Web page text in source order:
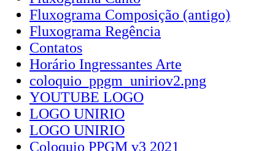
Fluxograma Composição (antigo)
Fluxograma Regência
Contatos
Horário Ingressantes Arte
coloquio_ppgm_uniriov2.png
YOUTUBE LOGO
LOGO UNIRIO
LOGO UNIRIO
Coloquio PPGM v3 2021